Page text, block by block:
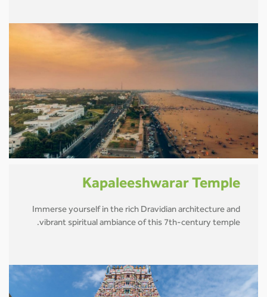
Kapaleeshwarar Temple
Immerse yourself in the rich Dravidian architecture and
vibrant spiritual ambiance of this 7th-century temple.